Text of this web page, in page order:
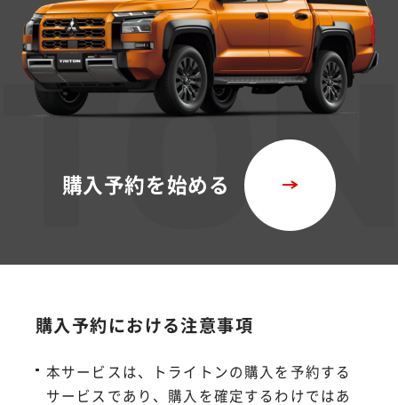
購入予約を始める
購入予約における注意事項
本サービスは、トライトンの購入を予約する
サービスであり、購入を確定するわけではあ